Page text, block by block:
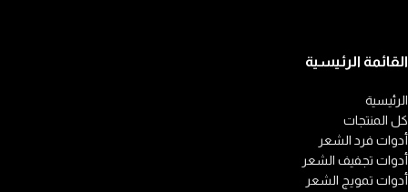
أقل، لمعان أعلى، وتقليل الهيشان.
نتيجة احترافية يوميًا
للتصفيف السريع في البيت أو قبل
الخروج.
القائمة الرئيسية
الرئيسية
كل المنتجات
أدوات فرد الشعر
أدوات تجفيف الشعر
أدوات تمويج الشعر